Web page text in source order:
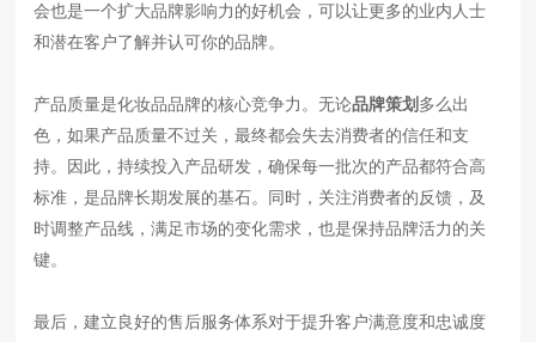
会也是一个扩大品牌影响力的好机会，可以让更多的业内人士
和潜在客户了解并认可你的品牌。
产品质量是化妆品品牌的核心竞争力。无论品牌策划 多么出
色，如果产品质量不过关，最终都会失去消费者的信任和支
持。因此，持续投入产品研发，确保每一批次的产品都符合高
标准，是品牌长期发展的基石。同时，关注消费者的反馈，及
时调整产品线，满足市场的变化需求，也是保持品牌活力的关
键。
最后，建立良好的售后服务体系对于提升客户满意度和忠诚度